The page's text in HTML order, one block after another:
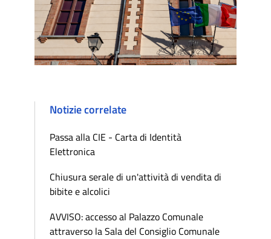
Notizie correlate
Passa alla CIE - Carta di Identità
Elettronica
Chiusura serale di un'attività di vendita di
bibite e alcolici
AVVISO: accesso al Palazzo Comunale
attraverso la Sala del Consiglio Comunale